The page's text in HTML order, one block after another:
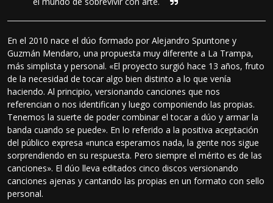
En el 2010 nace el dúo formado por Alejandro Spuntone y
Guzmán Mendaro, una propuesta muy diferente a La Trampa,
más simplista y personal. «El proyecto surgió hace 13 años, fruto
de la necesidad de tocar algo bien distinto a lo que venía
haciendo. Al principio, versionando canciones que nos
referencian o nos identifican y luego componiendo las propias.
Tenemos la suerte de poder combinar el tocar a dúo y armar la
banda cuando se puede». En lo referido a la positiva aceptación
del público expresa «nunca esperamos nada, la gente nos sigue
sorprendiendo en su respuesta. Pero siempre el mérito es de las
canciones». El dúo lleva editados cinco discos versionando
canciones ajenas y cantando las propias en un formato con sello
personal.